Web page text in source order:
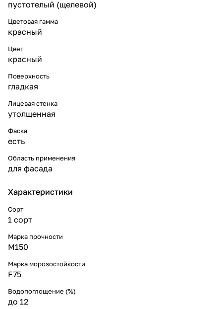
пустотелый (щелевой)
Цветовая гамма
красный
Цвет
красный
Поверхность
гладкая
Лицевая стенка
утолщенная
Фаска
есть
Область применения
для фасада
Характеристики
Сорт
1 сорт
Марка прочности
М150
Марка морозостойкости
F75
Водопоглощение (%)
до 12